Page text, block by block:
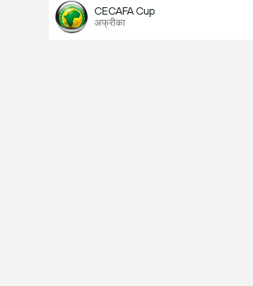
CECAFA Cup
अफ्रीका